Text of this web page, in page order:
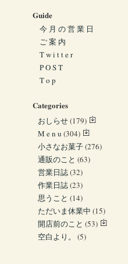
Guide
今 月 の 営 業 日
ご 案 内
T w i t t e r
P O S T
T o p
Categories
おしらせ(179)
M e n u (304)
小さなお菓子(276)
通販のこと (63)
営業日誌(32)
作業日誌(23)
思うこと (14)
ただいま休業中 (15)
開店前のこと (53)
空白より。
(5)